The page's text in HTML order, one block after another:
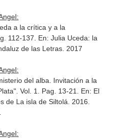
a la crítica y a la
112-137. En: Julia Uceda: la
de las Letras. 2017
del alba. Invitación a la
Vol. 1. Pag. 13-21. En: El
de La isla de Siltolá. 2016.